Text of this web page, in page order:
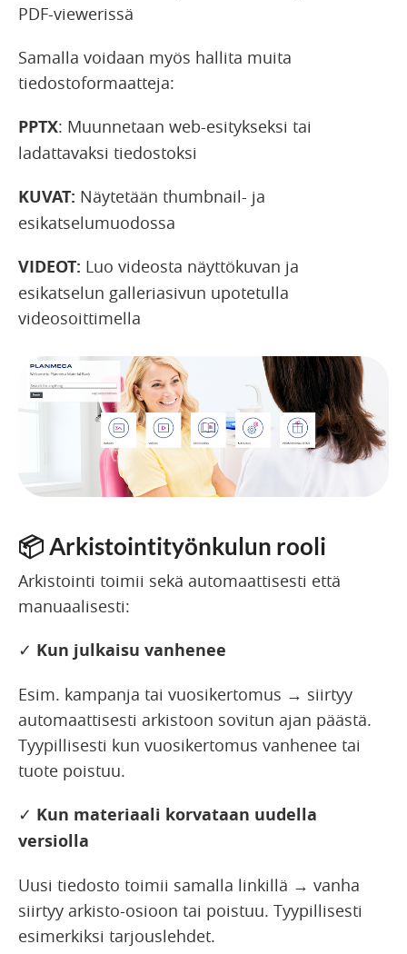
PDF-viewerissä
Samalla voidaan myös hallita muita
tiedostoformaatteja:
PPTX: Muunnetaan web-esitykseksi tai
ladattavaksi tiedostoksi
KUVAT: Näytetään thumbnail- ja
esikatselumuodossa
VIDEOT: Luo videosta näyttökuvan ja
esikatselun galleriasivun upotetulla
videosoittimella
📦Arkistointityönkulun rooli
Arkistointi toimii sekä automaattisesti että
manuaalisesti:
✓ Kun julkaisu vanhenee
Esim. kampanja tai vuosikertomus → siirtyy
automaattisesti arkistoon sovitun ajan päästä.
Tyypillisesti kun vuosikertomus vanhenee tai
tuote poistuu.
✓ Kun materiaali korvataan uudella
versiolla
Uusi tiedosto toimii samalla linkillä → vanha
siirtyy arkisto-osioon tai poistuu. Tyypillisesti
esimerkiksi tarjouslehdet.